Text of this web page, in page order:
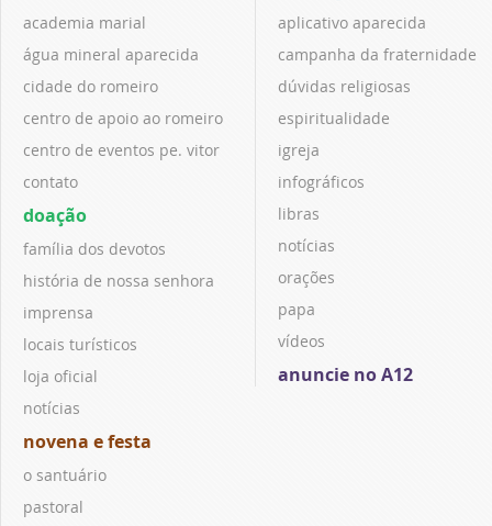
academia marial
água mineral aparecida
cidade do romeiro
centro de apoio ao romeiro
centro de eventos pe. vitor
contato
doação
família dos devotos
história de nossa senhora
imprensa
locais turísticos
loja oficial
notícias
novena e festa
o santuário
pastoral
aplicativo aparecida
campanha da fraternidade
dúvidas religiosas
espiritualidade
igreja
infográficos
libras
notícias
orações
papa
vídeos
anuncie no A12